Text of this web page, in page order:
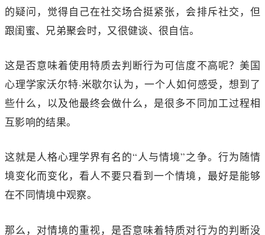
的疑问，觉得自己在社交场合挺紧张，会排斥社交，但
跟闺蜜、兄弟聚会时，又很健谈、很自信。
这是否意味着使用特质去判断行为可信度不高呢？美国
心理学家沃尔特·米歇尔认为，一个人如何感受，想到了
些什么，以及他最终会做什么，是很多不同加工过程相
互影响的结果。
这就是人格心理学界有名的“人与情境”之争。行为随情
境变化而变化，看人不要只看到一个情境，最好是能够
在不同情境中观察。
那么，对情境的重视，是否意味着特质对行为的判断没